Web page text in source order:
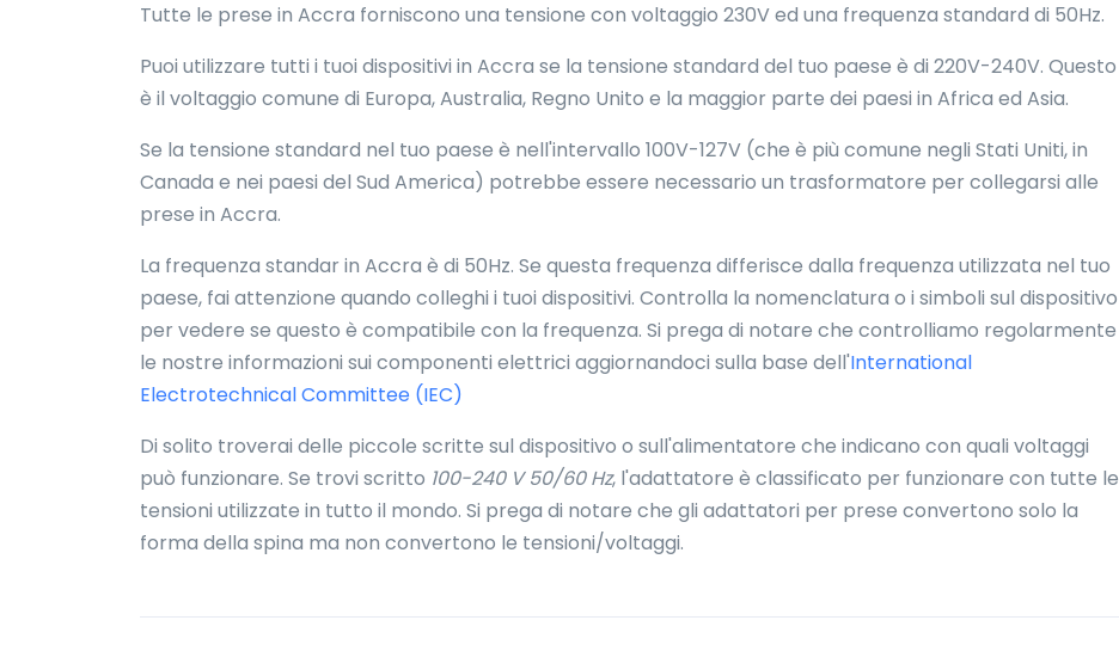
Tutte le prese in Accra forniscono una tensione con voltaggio 230V ed una frequenza standard di 50Hz.
Puoi utilizzare tutti i tuoi dispositivi in Accra se la tensione standard del tuo paese è di 220V-240V. Questo
è il voltaggio comune di Europa, Australia, Regno Unito e la maggior parte dei paesi in Africa ed Asia.
Se la tensione standard nel tuo paese è nell'intervallo 100V-127V (che è più comune negli Stati Uniti, in
Canada e nei paesi del Sud America) potrebbe essere necessario un trasformatore per collegarsi alle
prese in Accra.
La frequenza standar in Accra è di 50Hz. Se questa frequenza differisce dalla frequenza utilizzata nel tuo
paese, fai attenzione quando colleghi i tuoi dispositivi. Controlla la nomenclatura o i simboli sul dispositivo
per vedere se questo è compatibile con la frequenza. Si prega di notare che controlliamo regolarmente
le nostre informazioni sui componenti elettrici aggiornandoci sulla base dell'International
Electrotechnical Committee (IEC)
Di solito troverai delle piccole scritte sul dispositivo o sull'alimentatore che indicano con quali voltaggi
può funzionare. Se trovi scritto 100-240 V 50/60 Hz, l'adattatore è classificato per funzionare con tutte le
tensioni utilizzate in tutto il mondo. Si prega di notare che gli adattatori per prese convertono solo la
forma della spina ma non convertono le tensioni/voltaggi.